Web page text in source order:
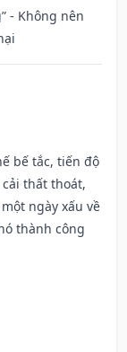
- Không nên
bế tắc, tiến độ
thất thoát,
ngày xấu về
thành công